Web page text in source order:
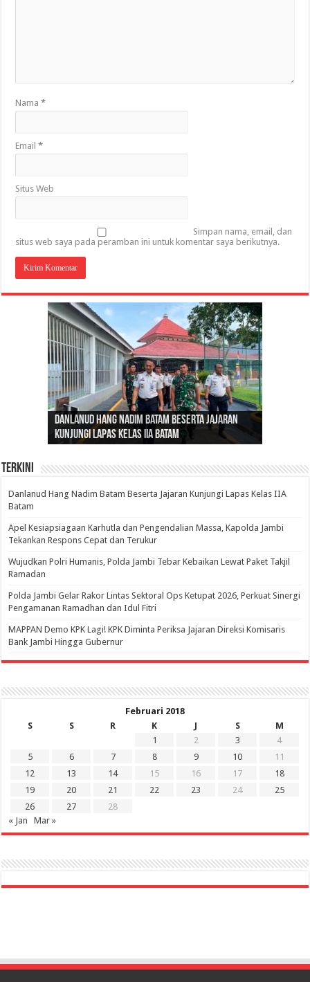
Nama*
Email*
Situs Web
Simpan nama, email, dan
situs web saya pada peramban ini untuk komentar saya berikutnya.
Danlanud Hang Nadim Batam Beserta Jajaran
Kunjungi Lapas Kelas IIA Batam
Silaturahmi dan Reses Komite I DPD RI di Polda
Jambi Bahas Sinergitas Penanganan Narkotika
Gubernur Al Haris: Lomba Cerdas Cermat Sarana
Edukasi Pembentukan Karakter Generasi
Penerus
Gubernur Al Haris Dorong Koperasi Merah Putih
Cepat Beroperasi Agar Bisa Layani Masyarakat
Penuhi Kebutuhannya
Sosok Fenomenal yang Menggetarkan
Nusantara: Ratu Wangsa, Wanita Berkelas
dengan Pengaruh Internasional
Terkini
Danlanud Hang Nadim Batam Beserta Jajaran Kunjungi Lapas Kelas IIA
Batam
Apel Kesiapsiagaan Karhutla dan Pengendalian Massa, Kapolda Jambi
Tekankan Respons Cepat dan Terukur
Wujudkan Polri Humanis, Polda Jambi Tebar Kebaikan Lewat Paket Takjil
Ramadan
Polda Jambi Gelar Rakor Lintas Sektoral Ops Ketupat 2026, Perkuat Sinergi
Pengamanan Ramadhan dan Idul Fitri
‎MAPPAN Demo KPK Lagi! KPK Diminta Periksa Jajaran Direksi Komisaris
Bank Jambi Hingga Gubernur ‎
Februari 2018
S
S R K J S
M
1
2 3
4
5
6 7 8 9 10
11
12
13 14 15 16 17
18
19
20 21 22 23 24
25
26
27
28
« Jan
Mar »